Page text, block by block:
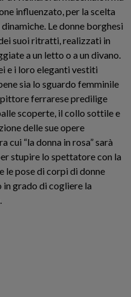
influenzato,per la scelta
dinamiche. Le donne borghesi
suoi ritratti,realizzati in
a un letto o a un divano.
e i loro eleganti vestiti
sia lo sguardo femminile
pittore ferrarese predilige
scoperte, il collo sottile e
delle sue opere
cui “la donna in rosa”sarà
stupire lo spettatore con la
le pose di corpi di donne
grado di cogliere la